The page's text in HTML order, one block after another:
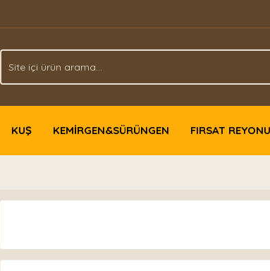
KUŞ KEMİRGEN&SÜRÜNGEN FIRSAT REYONU